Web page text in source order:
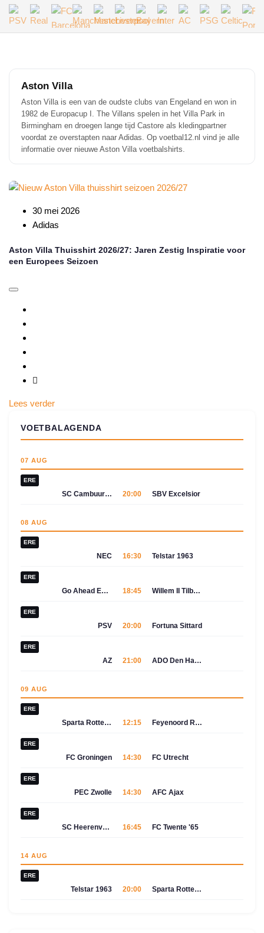
Aston Villa
Aston Villa is een van de oudste clubs van Engeland en won in
1982 de Europacup I. The Villans spelen in het Villa Park in
Birmingham en droegen lange tijd Castore als kledingpartner
voordat ze overstapten naar Adidas. Op voetbal12.nl vind je alle
informatie over nieuwe Aston Villa voetbalshirts.
30 mei 2026
Adidas
Aston Villa Thuisshirt 2026/27: Jaren Zestig Inspiratie voor
een Europees Seizoen
Lees verder
VOETBALAGENDA
07 AUG
ERE
SC Cambuur-Leeuwarden 20:00 SBV Excelsior
08 AUG
ERE
NEC 16:30 Telstar 1963
ERE
Go Ahead Eagles 18:45 Willem II Tilburg
ERE
PSV 20:00 Fortuna Sittard
ERE
AZ 21:00 ADO Den Haag
09 AUG
ERE
Sparta Rotterdam 12:15 Feyenoord Rotterdam
ERE
FC Groningen 14:30 FC Utrecht
ERE
PEC Zwolle 14:30 AFC Ajax
ERE
SC Heerenveen 16:45 FC Twente '65
14 AUG
ERE
Telstar 1963 20:00 Sparta Rotterdam